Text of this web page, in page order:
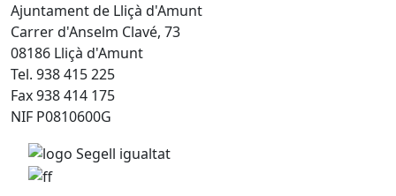
Ajuntament de Lliçà d'Amunt
Carrer d'Anselm Clavé, 73
08186 Lliçà d'Amunt
Tel. 938 415 225
Fax 938 414 175
NIF P0810600G